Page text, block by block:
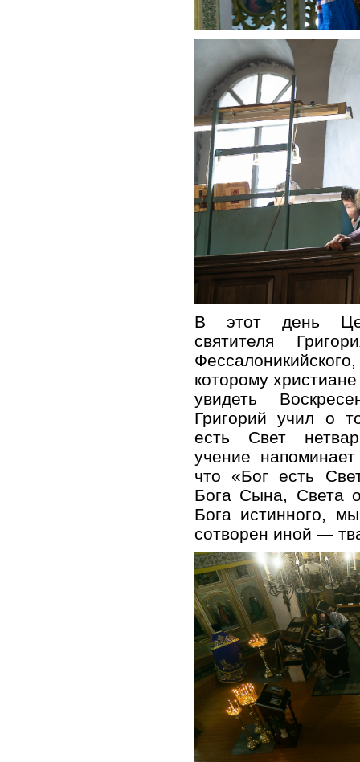
В этот день
святителя
которому
увидеть
Григорий учил о
есть Свет
учение
что «Бог есть
Бога Сына, Света
Бога истинного,
сотворен иной —